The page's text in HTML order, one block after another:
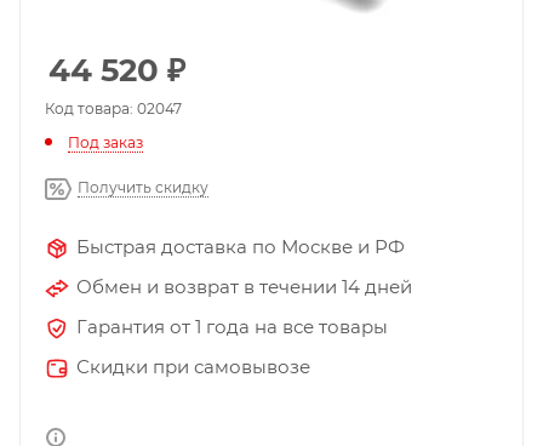
44 520 ₽
Код товара: 02047
Под заказ
Получить скидку
Быстрая доставка по Москве и РФ
Обмен и возврат в течении 14 дней
Гарантия от 1 года на все товары
Скидки при самовывозе